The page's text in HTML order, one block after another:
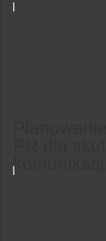
komunikacji